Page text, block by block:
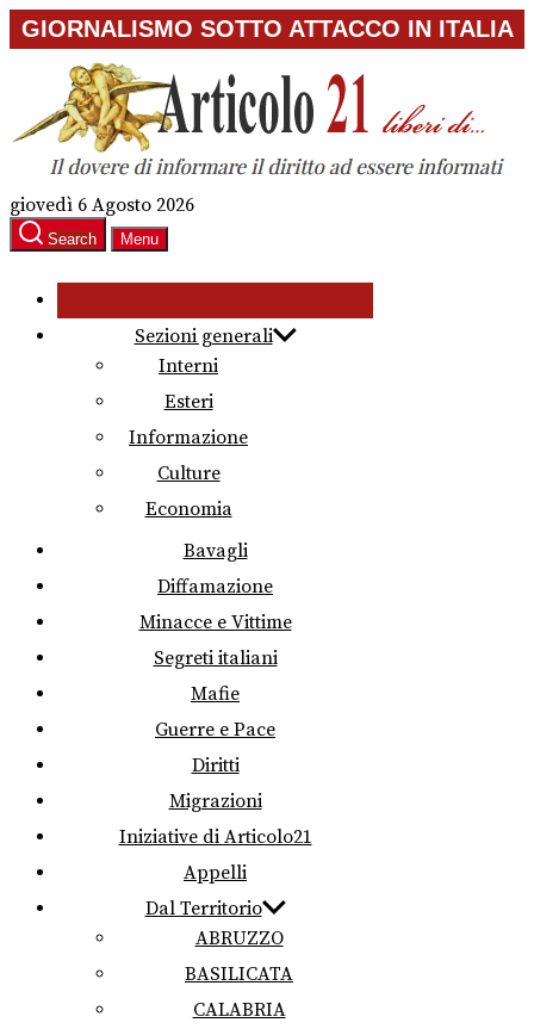
Skip
to
content
GIORNALISMO SOTTO ATTACCO IN ITALIA
giovedì 6 Agosto 2026
Search Menu
Sezioni generali
Interni
Esteri
Informazione
Culture
Economia
Bavagli
Diffamazione
Minacce e Vittime
Segreti italiani
Mafie
Guerre e Pace
Diritti
Migrazioni
Iniziative di Articolo21
Appelli
Dal Territorio
ABRUZZO
BASILICATA
CALABRIA